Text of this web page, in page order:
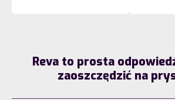
Reva to prosta
zaoszczędzić na